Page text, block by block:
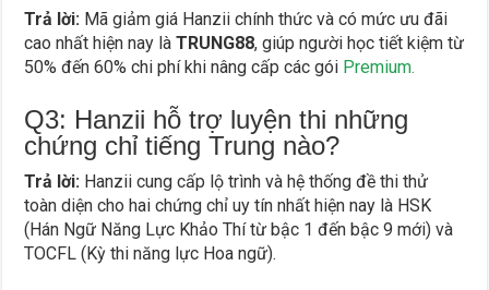
Trả lời: Mã giảm giá Hanzii chính thức và có mức ưu đãi
cao nhất hiện nay làTRUNG88, giúp người học tiết kiệm từ
50% đến 60% chi phí khi nâng cấp các gói Premium.
Q3: Hanzii hỗ trợ luyện thi những
chứng chỉ tiếng Trung nào?
Trả lời: Hanzii cung cấp lộ trình và hệ thống đề thi thử
toàn diện cho hai chứng chỉ uy tín nhất hiện nay là HSK
(Hán Ngữ Năng Lực Khảo Thí từ bậc 1 đến bậc 9 mới) và
TOCFL (Kỳ thi năng lực Hoa ngữ).